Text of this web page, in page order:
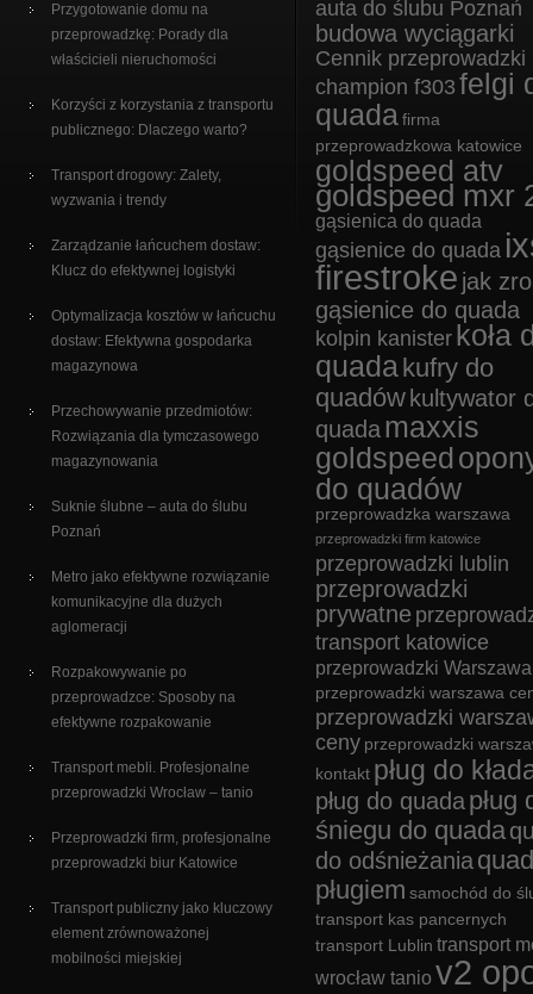
Przygotowanie domu na
przeprowadzkę: Porady dla
właścicieli nieruchomości
Korzyści z korzystania z transportu
publicznego: Dlaczego warto?
Transport drogowy: Zalety,
wyzwania i trendy
Zarządzanie łańcuchem dostaw:
Klucz do efektywnej logistyki
Optymalizacja kosztów w łańcuchu
dostaw: Efektywna gospodarka
magazynowa
Przechowywanie przedmiotów:
Rozwiązania dla tymczasowego
magazynowania
Suknie ślubne – auta do ślubu
Poznań
Metro jako efektywne rozwiązanie
komunikacyjne dla dużych
aglomeracji
Rozpakowywanie po
przeprowadzce: Sposoby na
efektywne rozpakowanie
Transport mebli. Profesjonalne
przeprowadzki Wrocław – tanio
Przeprowadzki firm, profesjonalne
przeprowadzki biur Katowice
Transport publiczny jako kluczowy
element zrównoważonej
mobilności miejskiej
auta do ślubu Poznań
budowa wyciągarki
Cennik przeprowadzki
champion f303 felgi
quada firma
przeprowadzkowa katowice
goldspeed atv
goldspeed mxr
gąsienica do quada
gąsienice do quada
firestroke jak
gąsienice do quada
kolpin kanister koła
quada kufry do
quadów kultywator
quada maxxis
goldspeed
do quadów
przeprowadzka warszawa
przeprowadzki firm katowice
przeprowadzki lublin
przeprowadzki
prywatne
transport katowice
przeprowadzki Warszawa
przeprowadzki warszawa
przeprowadzki
ceny przeprowadzki
kontakt pług do
pług do quada pług
śniegu do quada
do odśnieżania
pługiem samochód do
transport kas pancernych
transport Lublin transport
wrocław tanio v2